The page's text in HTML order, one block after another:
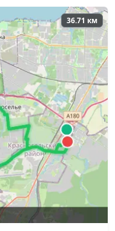
36.71 км